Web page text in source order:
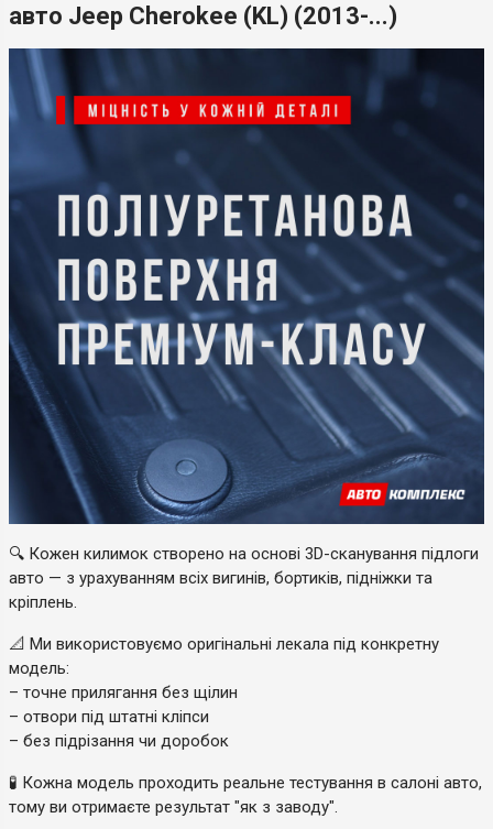
авто Jeep Cherokee (KL) (2013-...)
🔍 Кожен килимок створено на основі 3D-сканування підлоги
авто — з урахуванням всіх вигинів, бортиків, підніжки та
кріплень.
📐 Ми використовуємо оригінальні лекала під конкретну
модель:
– точне прилягання без щілин
– отвори під штатні кліпси
– без підрізання чи доробок
🧪 Кожна модель проходить реальне тестування в салоні авто,
тому ви отримаєте результат "як з заводу".